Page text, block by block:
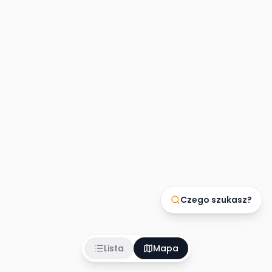
Lista Mapa
Czego szukasz?